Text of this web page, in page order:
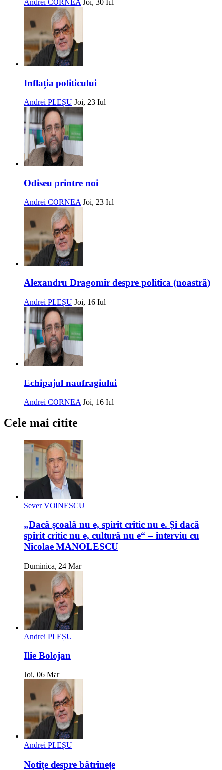
Andrei CORNEA Joi, 30 Iul
Inflația politicului
Andrei PLEȘU Joi, 23 Iul
Odiseu printre noi
Andrei CORNEA Joi, 23 Iul
Alexandru Dragomir despre politica (noastră)
Andrei PLEȘU Joi, 16 Iul
Echipajul naufragiului
Andrei CORNEA Joi, 16 Iul
Cele mai citite
Sever VOINESCU
„Dacă școală nu e, spirit critic nu e. Și dacă
spirit critic nu e, cultură nu e“ – interviu cu
Nicolae MANOLESCU
Duminica, 24 Mar
Andrei PLEȘU
Ilie Bolojan
Joi, 06 Mar
Andrei PLEȘU
Notițe despre bătrînețe